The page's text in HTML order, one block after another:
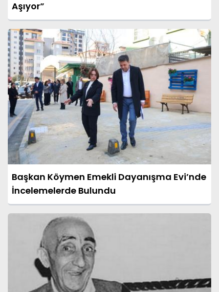
Aşıyor”
Başkan Köymen Emekli Dayanışma Evi’nde
İncelemelerde Bulundu